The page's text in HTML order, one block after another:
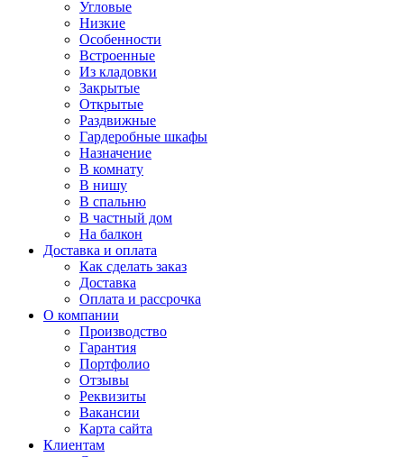
Угловые
Низкие
Особенности
Встроенные
Из кладовки
Закрытые
Открытые
Раздвижные
Гардеробные шкафы
Назначение
В комнату
В нишу
В спальню
В частный дом
На балкон
Доставка и оплата
Как сделать заказ
Доставка
Оплата и рассрочка
О компании
Производство
Гарантия
Портфолио
Отзывы
Реквизиты
Вакансии
Карта сайта
Клиентам